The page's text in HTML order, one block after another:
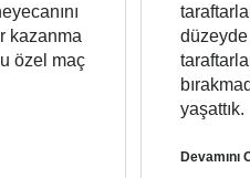
kazanma
özel maç
yaşattık.
Devamını